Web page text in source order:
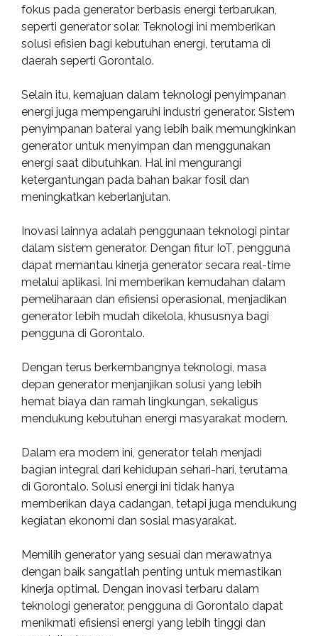
fokus pada generator berbasis energi terbarukan,
seperti generator solar. Teknologi ini memberikan
solusi efisien bagi kebutuhan energi, terutama di
daerah seperti Gorontalo.
Selain itu, kemajuan dalam teknologi penyimpanan
energi juga mempengaruhi industri generator. Sistem
penyimpanan baterai yang lebih baik memungkinkan
generator untuk menyimpan dan menggunakan
energi saat dibutuhkan. Hal ini mengurangi
ketergantungan pada bahan bakar fosil dan
meningkatkan keberlanjutan.
Inovasi lainnya adalah penggunaan teknologi pintar
dalam sistem generator. Dengan fitur IoT, pengguna
dapat memantau kinerja generator secara real-time
melalui aplikasi. Ini memberikan kemudahan dalam
pemeliharaan dan efisiensi operasional, menjadikan
generator lebih mudah dikelola, khususnya bagi
pengguna di Gorontalo.
Dengan terus berkembangnya teknologi, masa
depan generator menjanjikan solusi yang lebih
hemat biaya dan ramah lingkungan, sekaligus
mendukung kebutuhan energi masyarakat modern.
Dalam era modern ini, generator telah menjadi
bagian integral dari kehidupan sehari-hari, terutama
di Gorontalo. Solusi energi ini tidak hanya
memberikan daya cadangan, tetapi juga mendukung
kegiatan ekonomi dan sosial masyarakat.
Memilih generator yang sesuai dan merawatnya
dengan baik sangatlah penting untuk memastikan
kinerja optimal. Dengan inovasi terbaru dalam
teknologi generator, pengguna di Gorontalo dapat
menikmati efisiensi energi yang lebih tinggi dan